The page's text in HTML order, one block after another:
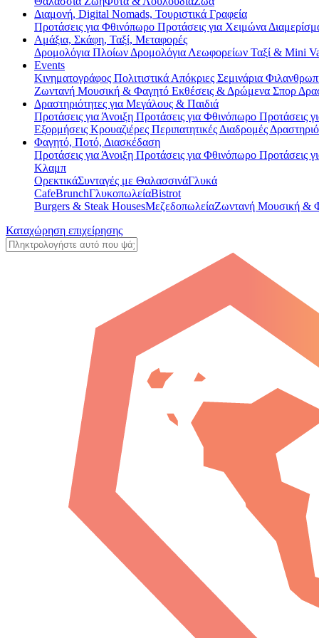
Διαμονή, Digital Nomads, Τουριστικά Γραφεία
Προτάσεις για Φθινόπωρο Προτάσεις για Χειμώνα
Αμάξια, Σκάφη, Ταξί, Μεταφορές
Δρομολόγια Πλοίων Δρομολόγια Λεωφορείων Ταξί & Μini
Events
Κινηματογράφος Πολιτιστικά Απόκριες Σεμινάρια
Ζωντανή Μουσική & Φαγητό Εκθέσεις & Δρώμενα Σπορ
Δραστηριότητες για Μεγάλους & Παιδιά
Προτάσεις για Άνοιξη Προτάσεις για Φθινόπωρο Προτάσεις
Εξορμήσεις Κρουαζιέρες Περιπατητικές Διαδρομές
Φαγητό, Ποτό, Διασκέδαση
Προτάσεις για Άνοιξη Προτάσεις για Φθινόπωρο Προτάσεις
Κλαμπ
ΟρεκτικάΣυνταγές με ΘαλασσινάΓλυκά
CafeBrunchΓλυκοπωλείαBistrot
Burgers & Steak HousesΜεζεδοπωλείαΖωντανή Μουσική &
Καταχώρηση επιχείρησης